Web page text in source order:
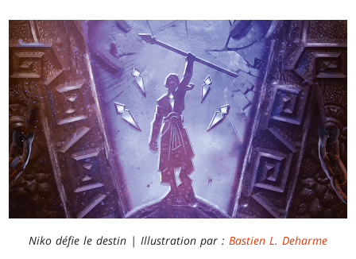
Niko défie le destin | Illustration par : Bastien L. Deharme